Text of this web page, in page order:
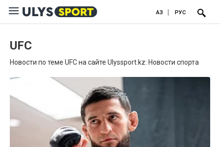
ҚАЗ РУС
UFC
Новости по теме UFC на сайте Ulyssport.kz: Новости спорта